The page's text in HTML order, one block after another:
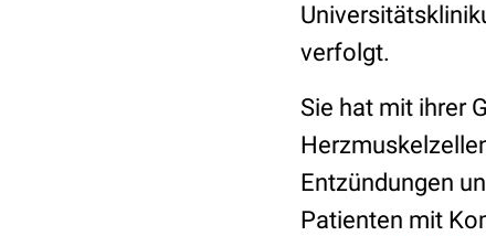
verfolgt.
Sie hat mit ihrer
Entzündungen
Patienten mit